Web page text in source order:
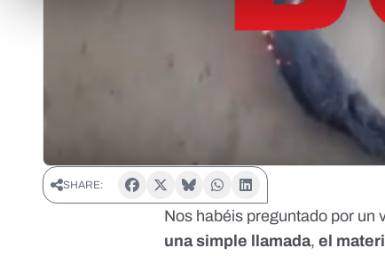
SHARE:
Nos habéis preguntado por un
una simple llamada,el